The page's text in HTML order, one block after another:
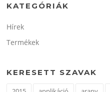
KATEGÓRIÁK
Hírek
Termékek
KERESETT SZAVAK